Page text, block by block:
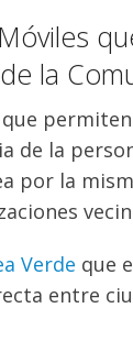
la
de la
por la
Verde que
entre